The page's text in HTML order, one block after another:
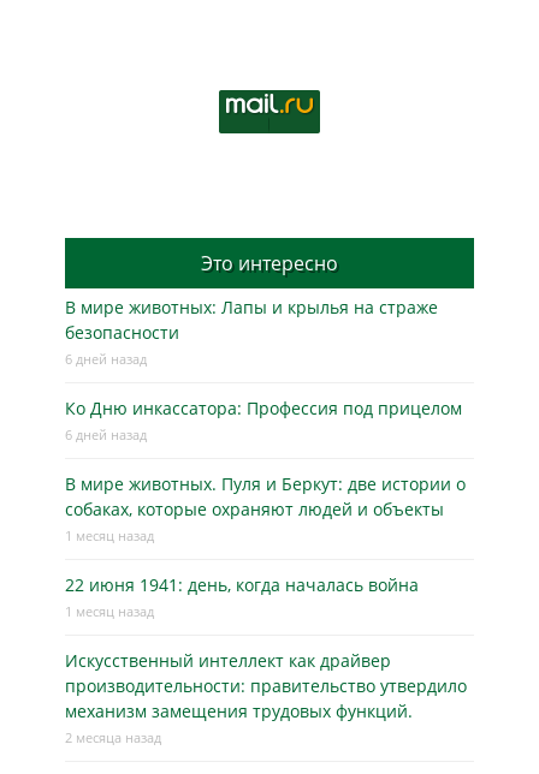
Это интересно
В мире животных: Лапы и крылья на страже
безопасности
6 дней назад
Ко Дню инкассатора: Профессия под прицелом
6 дней назад
В мире животных. Пуля и Беркут: две истории о
собаках, которые охраняют людей и объекты
1 месяц назад
22 июня 1941: день, когда началась война
1 месяц назад
Искусственный интеллект как драйвер
производительности: правительство утвердило
механизм замещения трудовых функций.
2 месяца назад